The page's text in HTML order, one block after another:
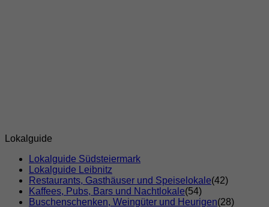
Lokalguide
Lokalguide Südsteiermark
Lokalguide Leibnitz
Restaurants, Gasthäuser und Speiselokale(42)
Kaffees, Pubs, Bars und Nachtlokale(54)
Buschenschenken, Weingüter und Heurigen(28)